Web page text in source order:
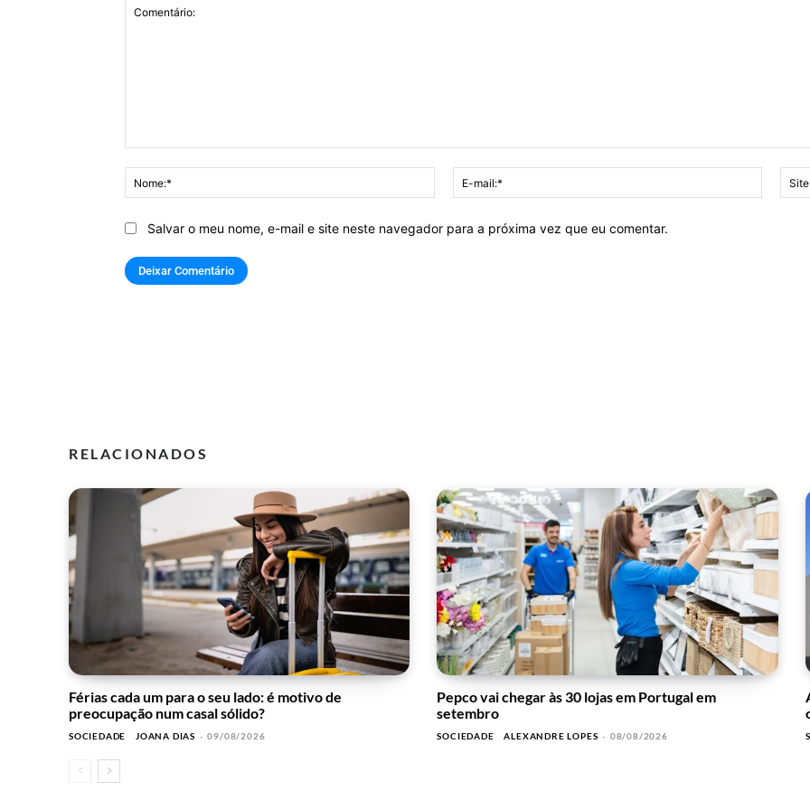
Nome:*
mail:*
Salvar o meu nome, e-mail e site neste navegador para a próxima vez que eu comentar.
RELACIONADOS
Férias cada um para o seu lado: é motivo de
preocupação num casal sólido?
SOCIEDADE JOANA DIAS - 09/08/2026
Pepco vai chegar às 30 lojas em Portugal em
setembro
SOCIEDADE ALEXANDRE LOPES - 08/08/2026